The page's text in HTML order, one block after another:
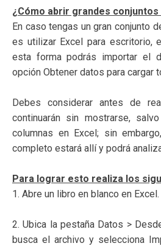
¿Cómo abrir grandes conjuntos
En caso tengas un gran conjunto
es utilizar Excel para escritorio,
esta forma podrás importar el
opción Obtener datos para cargar
Debes considerar antes de
continuarán sin mostrarse,
columnas en Excel; sin
completo estará allí y podrá
Para lograr esto realiza los
1. Abre un libro en blanco en Excel.
2. Ubica la pestaña Datos >
busca el archivo y selecciona